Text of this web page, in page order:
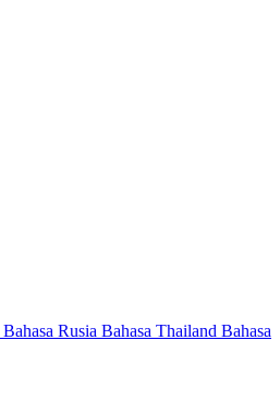
Bahasa Rusia Bahasa Thailand Bahasa